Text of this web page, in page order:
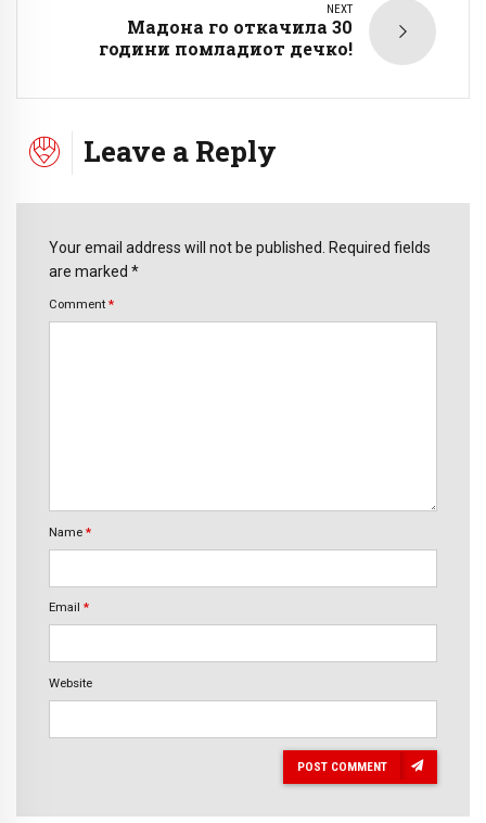
NEXT
Мадона го откачила 30
години помладиот дечко!
Leave a Reply
Your email address will not be published. Required fields
are marked *
Comment *
Name *
Email *
Website
POST COMMENT